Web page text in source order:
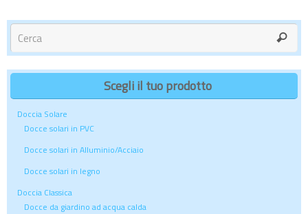
Scegli il tuo prodotto
Doccia Solare
Docce solari in PVC
Docce solari in Alluminio/Acciaio
Docce solari in legno
Doccia Classica
Docce da giardino ad acqua calda